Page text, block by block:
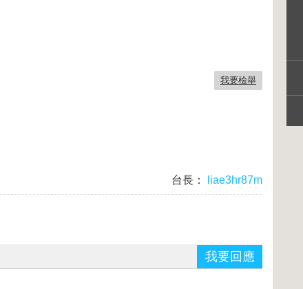
我要檢舉
台長：
liae3hr87m
我要回應